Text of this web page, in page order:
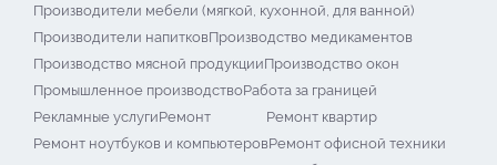
Производители мебели (мягкой, кухонной, для ванной)
Производители напитковПроизводство медикаментов
Производство мясной продукцииПроизводство окон
Промышленное производствоРабота за границей
Рекламные услугиРемонт
Ремонт квартир
Ремонт ноутбуков и компьютеровРемонт офисной техники